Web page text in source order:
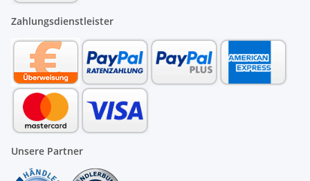
Zahlungsdienstleister
Unsere Partner